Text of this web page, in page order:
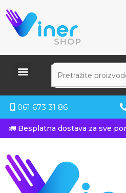
061 673 31 86
🚛 Besplatna dostava za sve